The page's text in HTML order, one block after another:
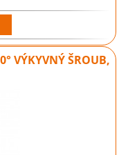
VÝKYVNÝ ŠROUB,